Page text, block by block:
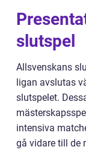
slutspel
Allsvenskans
ligan avslutas
slutspelet.
intensiva
gå vidare till de